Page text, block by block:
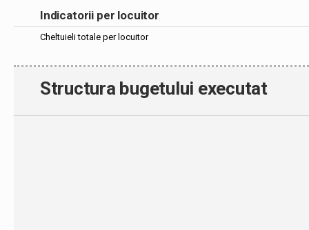
Indicatorii per locuitor
Cheltuieli totale per locuitor
Structura bugetului executat